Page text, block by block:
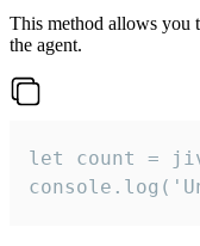
This method allows you
the agent.
let count =